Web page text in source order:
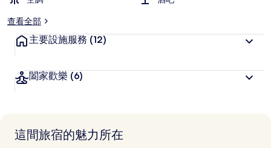
查看全部
主要設施服務 (12)
闔家歡樂 (6)
這間旅宿的魅力所在